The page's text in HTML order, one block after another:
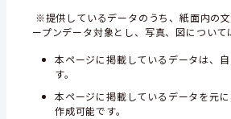
※提供しているデータのうち、紙面内の
ープンデータ対象とし、写真、図について
本ページに掲載しているデータは、
す。
本ページに掲載しているデータを元
作成可能です。